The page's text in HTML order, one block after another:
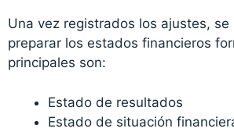
Una vez registrados los ajustes, se
preparar los estados financieros
principales son:
Estado de resultados
Estado de situación